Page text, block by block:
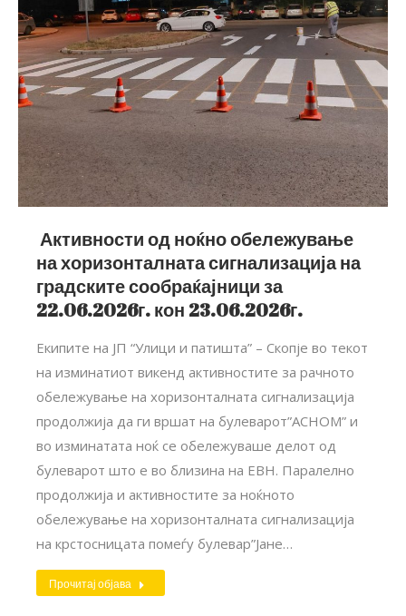
Активности од ноќно обележување
на хоризонталната сигнализација на
градските сообраќајници за
22.06.2026г. кон 23.06.2026г.
Екипите на ЈП “Улици и патишта” – Скопје во текот
на изминатиот викенд активностите за рачното
обележување на хоризонталната сигнализација
продолжија да ги вршат на булеварот”АСНОМ” и
во изминатата ноќ се обележуваше делот од
булеварот што е во близина на ЕВН. Паралелно
продолжија и активностите за ноќното
обележување на хоризонталната сигнализација
на крстосницата помеѓу булевар”Јане…
Прочитај објава